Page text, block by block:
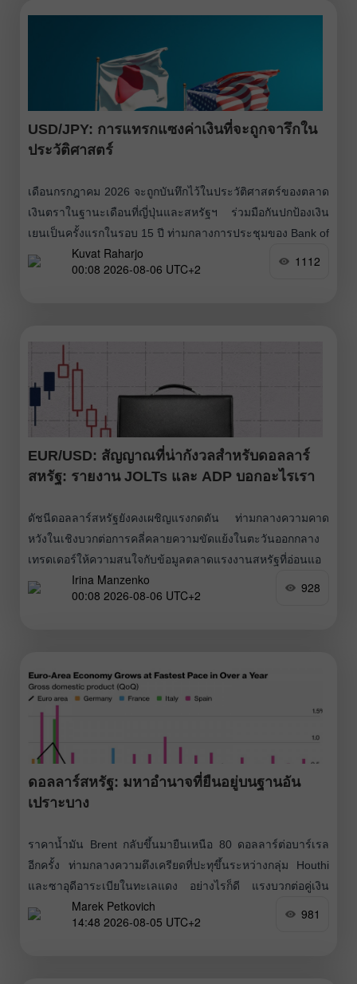
USD/JPY: การแทรกแซงค่าเงินที่จะถูกจารึกใน
ประวัติศาสตร์
เดือนกรกฎาคม 2026 จะถูกบันทึกไว้ในประวัติศาสตร์ของตลาด
เงินตราในฐานะเดือนที่ญี่ปุ่นและสหรัฐฯ ร่วมมือกันปกป้องเงิน
เยนเป็นครั้งแรกในรอบ 15 ปี ท่ามกลางการประชุมของ Bank of
Japan ที่จบลงด้วยการ “หยุดแบบสายเหยี่ยว” การแทรกแซงร่วม
กันครั้งนี้ได้ฉุดค่าเงินดอลลาร์สหรัฐต่อเยน (USD/JPY) ลงมา
Kuvat Raharjo
00:08 2026-08-06 UTC+2
1112
EUR/USD: สัญญาณที่น่ากังวลสำหรับดอลลาร์
สหรัฐ: รายงาน JOLTs และ ADP บอกอะไรเรา
ดัชนีดอลลาร์สหรัฐยังคงเผชิญแรงกดดัน ท่ามกลางความคาด
หวังในเชิงบวกต่อการคลี่คลายความขัดแย้งในตะวันออกกลาง
เทรดเดอร์ให้ความสนใจกับข้อมูลตลาดแรงงานสหรัฐที่อ่อนแอ
โดยมองข้ามตัวเลขดัชนี ISM ภาคการผลิตที่ออกมาแข็งแกร่ง
อย่างไรก็ตาม หากมองสถานการณ์ในมุมของความคาดหวัง
Irina Manzenko
00:08 2026-08-06 UTC+2
928
ดอลลาร์สหรัฐ: มหาอำนาจที่ยืนอยู่บนฐานอัน
เปราะบาง
ราคาน้ำมัน Brent กลับขึ้นมายืนเหนือ 80 ดอลลาร์ต่อบาร์เรล
อีกครั้ง ท่ามกลางความตึงเครียดที่ปะทุขึ้นระหว่างกลุ่ม Houthi
และซาอุดีอาระเบียในทะเลแดง อย่างไรก็ดี แรงบวกต่อคู่เงิน
EUR/USD ยังคงเดินหน้าต่อเนื่องอย่างหยุดไม่อยู่ ขณะนี้ยูโร
กำลังปรับตัวขึ้นจากความหวังต่อข้อตกลงฉบับใหม่ระหว่าง
Marek Petkovich
14:48 2026-08-05 UTC+2
981